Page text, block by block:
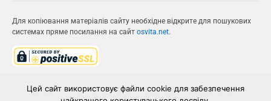
Для копіювання матеріалів сайту необхідне відкрите для пошукових
системах пряме посилання на сайт osvita.net.
Цей сайт використовує файли cookie для забезпечення